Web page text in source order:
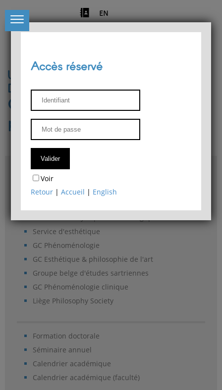
EN
Université de Liège
Département de philosophie
Centre de recherches
phénoménologiques
Accès & plans
Bibliothèque du Département de philosophie
Service d'esthétique
GC Phénoménologie
GC Esthétique & philosophie de l'art
Groupe belge d'études sartriennes
GC Phénoménologie clinique
Liège Philosophy Society
Formation doctorale
Séminaire annuel
Calendrier académique
Calendrier académique (faculté)
Accès réservé
Voir
Retour |Accueil | English